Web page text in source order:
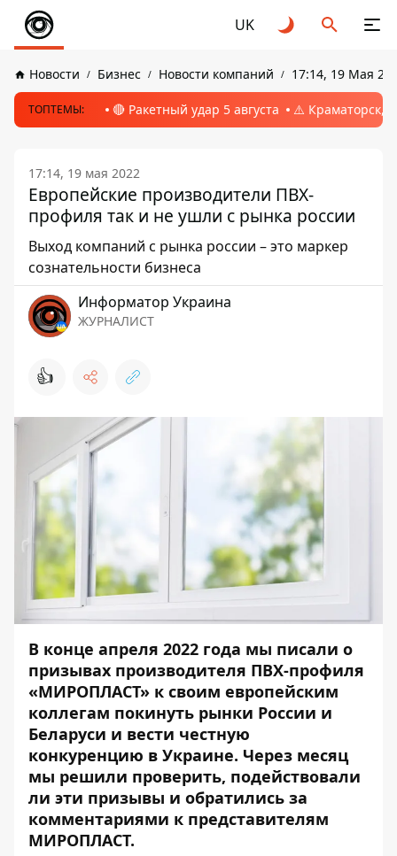
UK
Новости Бизнес Новости компаний 17:14, 19 Мая
ТОПТЕМЫ: 🔴 Ракетный удар 5 августа ⚠️ Краматорск,
17:14, 19 мая 2022
Европейские производители ПВХ-
профиля так и не ушли с рынка россии
Выход компаний с рынка россии – это маркер
сознательности бизнеса
Информатор Украина
ЖУРНАЛИСТ
👍
В конце апреля 2022 года мы писали о
призывах производителя ПВХ-профиля
«МИРОПЛАСТ» к своим европейским
коллегам покинуть рынки России и
Беларуси и вести честную
конкуренцию в Украине. Через месяц
мы решили проверить, подействовали
ли эти призывы и обратились за
комментариями к представителям
МИРОПЛАСТ.